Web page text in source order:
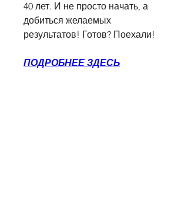
40 лет. И не просто начать, а
добиться желаемых
результатов! Готов? Поехали!
ПОДРОБНЕЕ ЗДЕСЬ